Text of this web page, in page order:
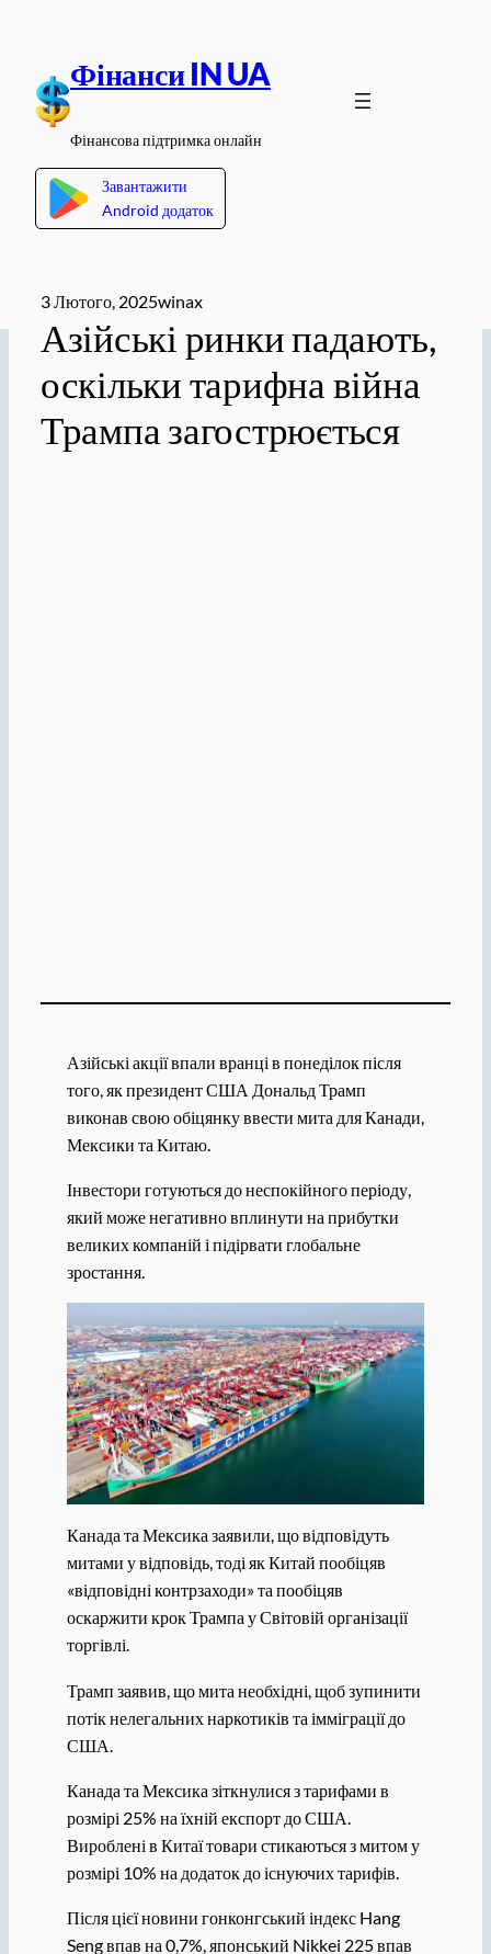
вмісту
Фінанси IN UA
Фінансова підтримка онлайн
Завантажити
Android додаток
3 Лютого, 2025winax
Азійські ринки падають,
оскільки тарифна війна
Трампа загострюється
Азійські акції впали вранці в понеділок після
того, як президент США Дональд Трамп
виконав свою обіцянку ввести мита для Канади,
Мексики та Китаю.
Інвестори готуються до неспокійного періоду,
який може негативно вплинути на прибутки
великих компаній і підірвати глобальне
зростання.
Канада та Мексика заявили, що відповідуть
митами у відповідь, тоді як Китай пообіцяв
«відповідні контрзаходи» та пообіцяв
оскаржити крок Трампа у Світовій організації
торгівлі.
Трамп заявив, що мита необхідні, щоб зупинити
потік нелегальних наркотиків та імміграції до
США.
Канада та Мексика зіткнулися з тарифами в
розмірі 25% на їхній експорт до США.
Вироблені в Китаї товари стикаються з митом у
розмірі 10% на додаток до існуючих тарифів.
Після цієї новини гонконгський індекс Hang
Seng впав на 0,7%, японський Nikkei 225 впав